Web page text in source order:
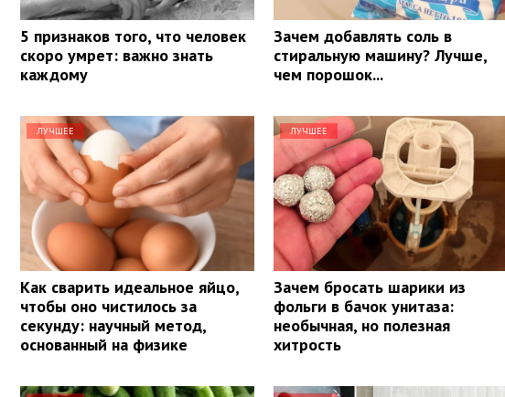
5 признаков того, что человек
скоро умрет: важно знать
каждому
Зачем добавлять соль в
стиральную машину? Лучше,
чем порошок...
ЛУЧШЕЕ
Как сварить идеальное яйцо,
чтобы оно чистилось за
секунду: научный метод,
основанный на физике
ЛУЧШЕЕ
Зачем бросать шарики из
фольги в бачок унитаза:
необычная, но полезная
хитрость